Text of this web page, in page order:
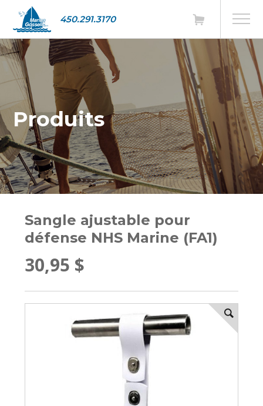
450.291.3170
Produits
Sangle ajustable pour
défense NHS Marine (FA1)
30,95 $